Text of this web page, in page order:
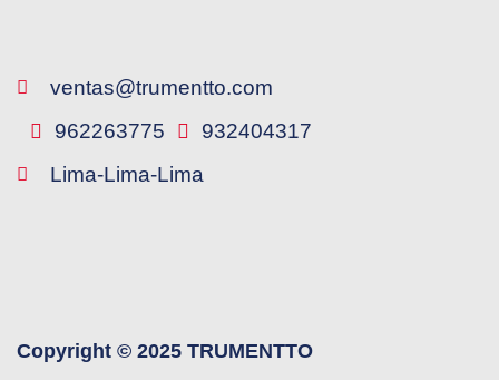
ventas@trumentto.com
962263775
932404317
Lima-Lima-Lima
Copyright © 2025 TRUMENTTO